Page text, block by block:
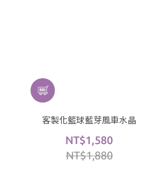
客製化籃球藍芽風車水晶
NT$1,580
NT$1,880